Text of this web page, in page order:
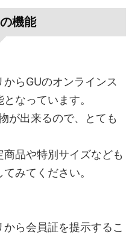
機能
らGUのオンラインス
なっています。
が出来るので、とても
品や特別サイズなども
みてください。
ら会員証を提示するこ